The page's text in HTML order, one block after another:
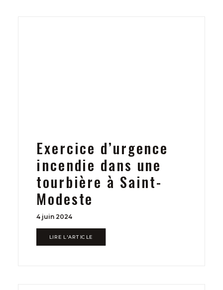
Exercice d’urgence
incendie dans une
tourbière à Saint-
Modeste
4 juin 2024
LIRE L'ARTICLE